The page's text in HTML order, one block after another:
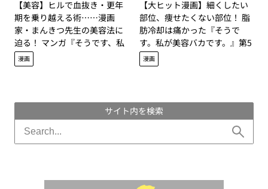
【美容】ヒルで血抜き・更年
期を乗り越える術……漫画
家・まんきつ先生の美容法に
迫る！ マンガ『そうです、私
が美容バカです。』大ヒット
記念インタビュー！
漫画
【大ヒット漫画】細くしたい
部位、痩せたくない部位！ 脂
肪冷却は痛かった『そうで
す。私が美容バカです。』第5
話漫画
サイト内を検索